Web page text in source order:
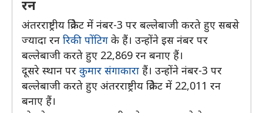
रन
अंतरराष्ट्रीय क्रिकेट में नंबर-3 पर बल्लेबाजी करते हुए सबसे
ज्यादा रन रिकी पोंटिग के हैं। उन्होंने इस नंबर पर
बल्लेबाजी करते हुए 22,869 रन बनाए हैं।
दूसरे स्थान पर कुमार संगाकारा हैं। उन्होंने नंबर-3 पर
बल्लेबाजी करते हुए अंतरराष्ट्रीय क्रिकेट में 22,011 रन
बनाए हैं।